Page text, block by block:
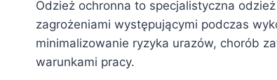
Odzież ochronna to specjalistyczna
zagrożeniami występującymi podczas
minimalizowanie ryzyka urazów, chorób
warunkami pracy.